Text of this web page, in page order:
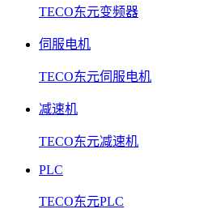
TECO东元变频器
伺服电机
TECO东元伺服电机
减速机
TECO东元减速机
PLC
TECO东元PLC